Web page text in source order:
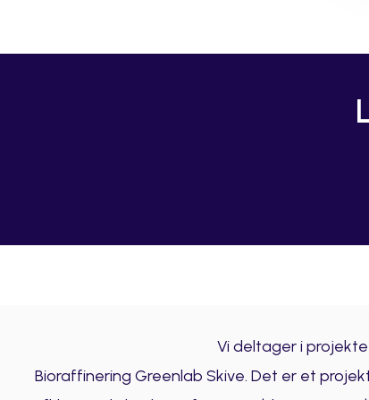
Vi deltager i
Bioraffinering Greenlab Skive. Det er et